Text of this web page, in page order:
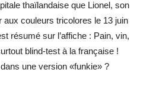
thaïlandaise que Lionel, son
aux couleurs tricolores le 13 juin
résumé sur l’affiche : Pain, vin,
blind-test à la française !
une version «funkie» ?